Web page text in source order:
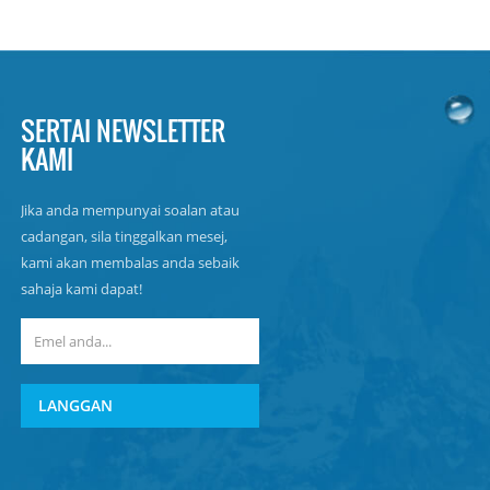
SERTAI NEWSLETTER
KAMI
Jika anda mempunyai soalan atau
cadangan, sila tinggalkan mesej,
kami akan membalas anda sebaik
sahaja kami dapat!
LANGGAN